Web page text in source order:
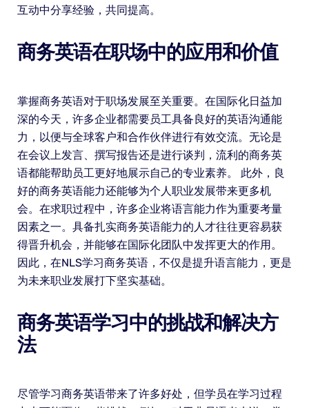
互动中分享经验，共同提高。
商务英语在职场中的应用和价值
掌握商务英语对于职场发展至关重要。在国际化日益加
深的今天，许多企业都需要员工具备良好的英语沟通能
力，以便与全球客户和合作伙伴进行有效交流。无论是
在会议上发言、撰写报告还是进行谈判，流利的商务英
语都能帮助员工更好地展示自己的专业素养。 此外，良
好的商务英语能力还能够为个人职业发展带来更多机
会。在求职过程中，许多企业将语言能力作为重要考量
因素之一。具备扎实商务英语能力的人才往往更容易获
得晋升机会，并能够在国际化团队中发挥更大的作用。
因此，在NLS学习商务英语，不仅是提升语言能力，更是
为未来职业发展打下坚实基础。
商务英语学习中的挑战和解决方
法
尽管学习商务英语带来了许多好处，但学员在学习过程